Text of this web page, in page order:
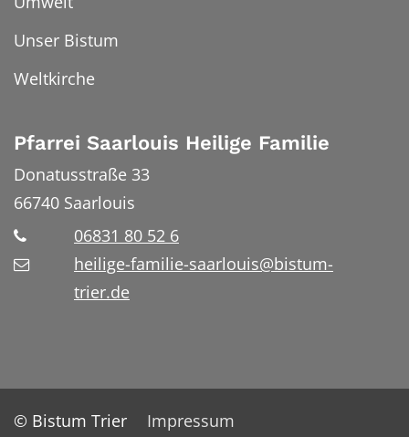
Unser Bistum
Weltkirche
Pfarrei Saarlouis Heilige Familie
Donatusstraße 33
66740 Saarlouis
06831 80 52 6
heilige-familie-saarlouis@bistum-
trier.de
© Bistum Trier
Impressum